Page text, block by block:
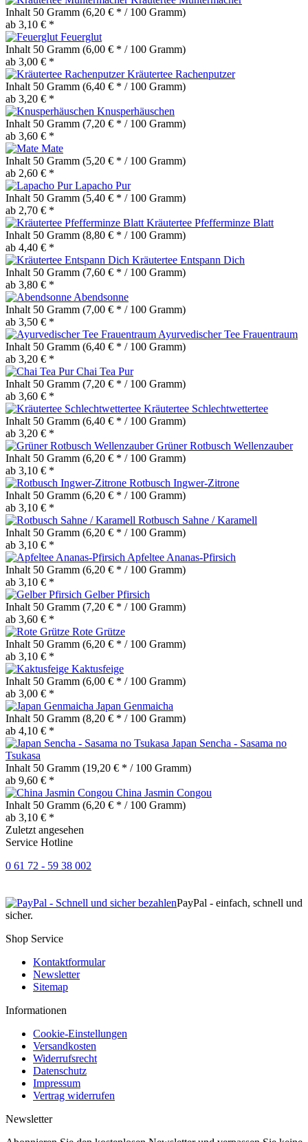
Inhalt 50 Gramm (6,20 € * / 100 Gramm)
ab 3,10 € *
Feuerglut
Inhalt 50 Gramm (6,00 € * / 100 Gramm)
ab 3,00 € *
Kräutertee Rachenputzer
Inhalt 50 Gramm (6,40 € * / 100 Gramm)
ab 3,20 € *
Knusperhäuschen
Inhalt 50 Gramm (7,20 € * / 100 Gramm)
ab 3,60 € *
Mate
Inhalt 50 Gramm (5,20 € * / 100 Gramm)
ab 2,60 € *
Lapacho Pur
Inhalt 50 Gramm (5,40 € * / 100 Gramm)
ab 2,70 € *
Kräutertee Pfefferminze Blatt
Inhalt 50 Gramm (8,80 € * / 100 Gramm)
ab 4,40 € *
Kräutertee Entspann Dich
Inhalt 50 Gramm (7,60 € * / 100 Gramm)
ab 3,80 € *
Abendsonne
Inhalt 50 Gramm (7,00 € * / 100 Gramm)
ab 3,50 € *
Ayurvedischer Tee Frauentraum
Inhalt 50 Gramm (6,40 € * / 100 Gramm)
ab 3,20 € *
Chai Tea Pur
Inhalt 50 Gramm (7,20 € * / 100 Gramm)
ab 3,60 € *
Kräutertee Schlechtwettertee
Inhalt 50 Gramm (6,40 € * / 100 Gramm)
ab 3,20 € *
Grüner Rotbusch Wellenzauber
Inhalt 50 Gramm (6,20 € * / 100 Gramm)
ab 3,10 € *
Rotbusch Ingwer-Zitrone
Inhalt 50 Gramm (6,20 € * / 100 Gramm)
ab 3,10 € *
Rotbusch Sahne / Karamell
Inhalt 50 Gramm (6,20 € * / 100 Gramm)
ab 3,10 € *
Apfeltee Ananas-Pfirsich
Inhalt 50 Gramm (6,20 € * / 100 Gramm)
ab 3,10 € *
Gelber Pfirsich
Inhalt 50 Gramm (7,20 € * / 100 Gramm)
ab 3,60 € *
Rote Grütze
Inhalt 50 Gramm (6,20 € * / 100 Gramm)
ab 3,10 € *
Kaktusfeige
Inhalt 50 Gramm (6,00 € * / 100 Gramm)
ab 3,00 € *
Japan Genmaicha
Inhalt 50 Gramm (8,20 € * / 100 Gramm)
ab 4,10 € *
Japan Sencha - Sasama no
Tsukasa
Inhalt 50 Gramm (19,20 € * / 100 Gramm)
ab 9,60 € *
China Jasmin Congou
Inhalt 50 Gramm (6,20 € * / 100 Gramm)
ab 3,10 € *
Zuletzt angesehen
Service Hotline
0 61 72 - 59 38 002
PayPal - einfach, schnell und
sicher.
Shop Service
Kontaktformular
Newsletter
Sitemap
Informationen
Cookie-Einstellungen
Versandkosten
Widerrufsrecht
Datenschutz
Impressum
Vertrag widerrufen
Newsletter